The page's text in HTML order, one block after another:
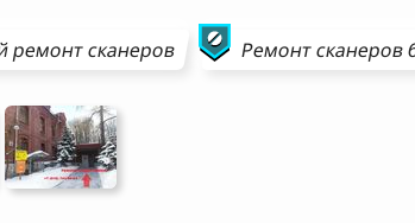
ремонтсканеров Ремонтсканеров